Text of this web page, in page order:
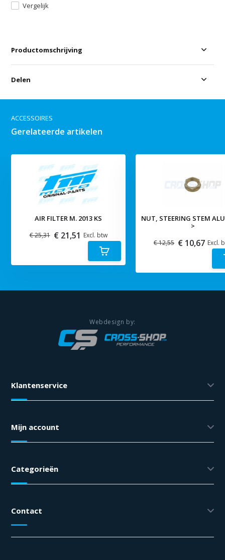
Vergelijk
Productomschrijving
Delen
ACCESSOIRES
Gerelateerde artikelen
AIR FILTER M. 2013 KS
€ 25,31 € 21,51 Excl. btw
NUT, STEERING STEM
>
€ 12,55 € 10,67 Excl.
Klantenservice
Mijn account
Categorieën
Contact